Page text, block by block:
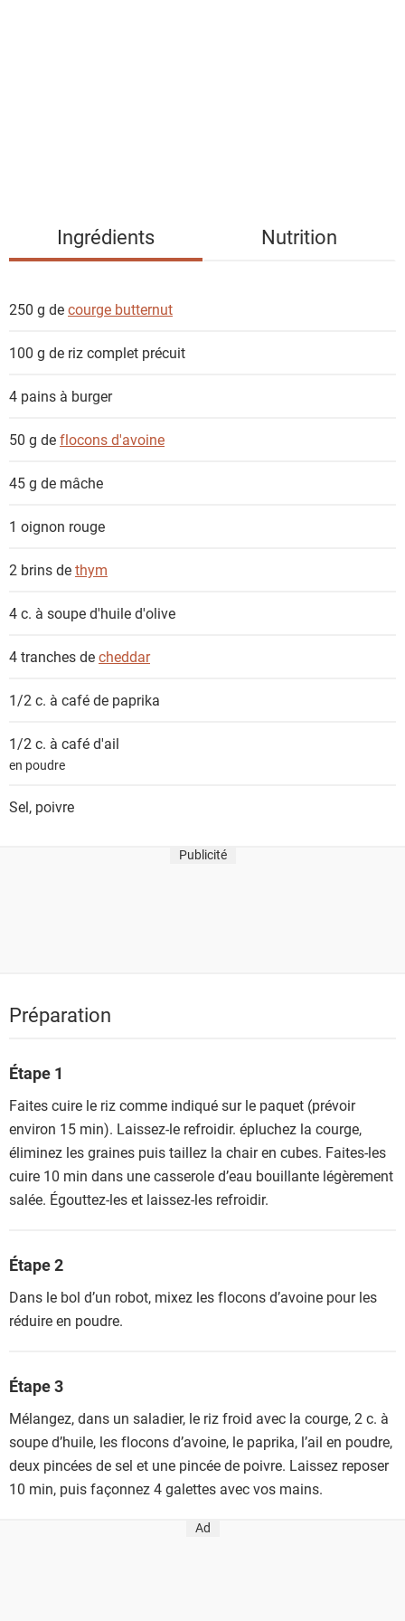
i
t
Ingrédients Nutrition
250 g decourge butternut
100 g de riz complet précuit
4 pains à burger
50 g deflocons d'avoine
45 g de mâche
1 oignon rouge
2 brins dethym
4 c. à souped'huile d'olive
4 tranches decheddar
1/2 c. à café de paprika
1/2 c. à caféd'ail
en poudre
Sel, poivre
Publicité
Préparation
Étape 1
Faites cuire le riz comme indiqué sur le paquet (prévoir
environ 15 min). Laissez-le refroidir. épluchez la courge,
éliminez les graines puis taillez la chair en cubes. Faites-les
cuire 10 min dans une casserole d’eau bouillante légèrement
salée. Égouttez-les et laissez-les refroidir.
Étape 2
Dans le bol d’un robot, mixez les flocons d’avoine pour les
réduire en poudre.
Étape 3
Mélangez, dans un saladier, le riz froid avec la courge, 2 c. à
soupe d’huile, les flocons d’avoine, le paprika, l’ail en poudre,
deux pincées de sel et une pincée de poivre. Laissez reposer
10 min, puis façonnez 4 galettes avec vos mains.
Ad